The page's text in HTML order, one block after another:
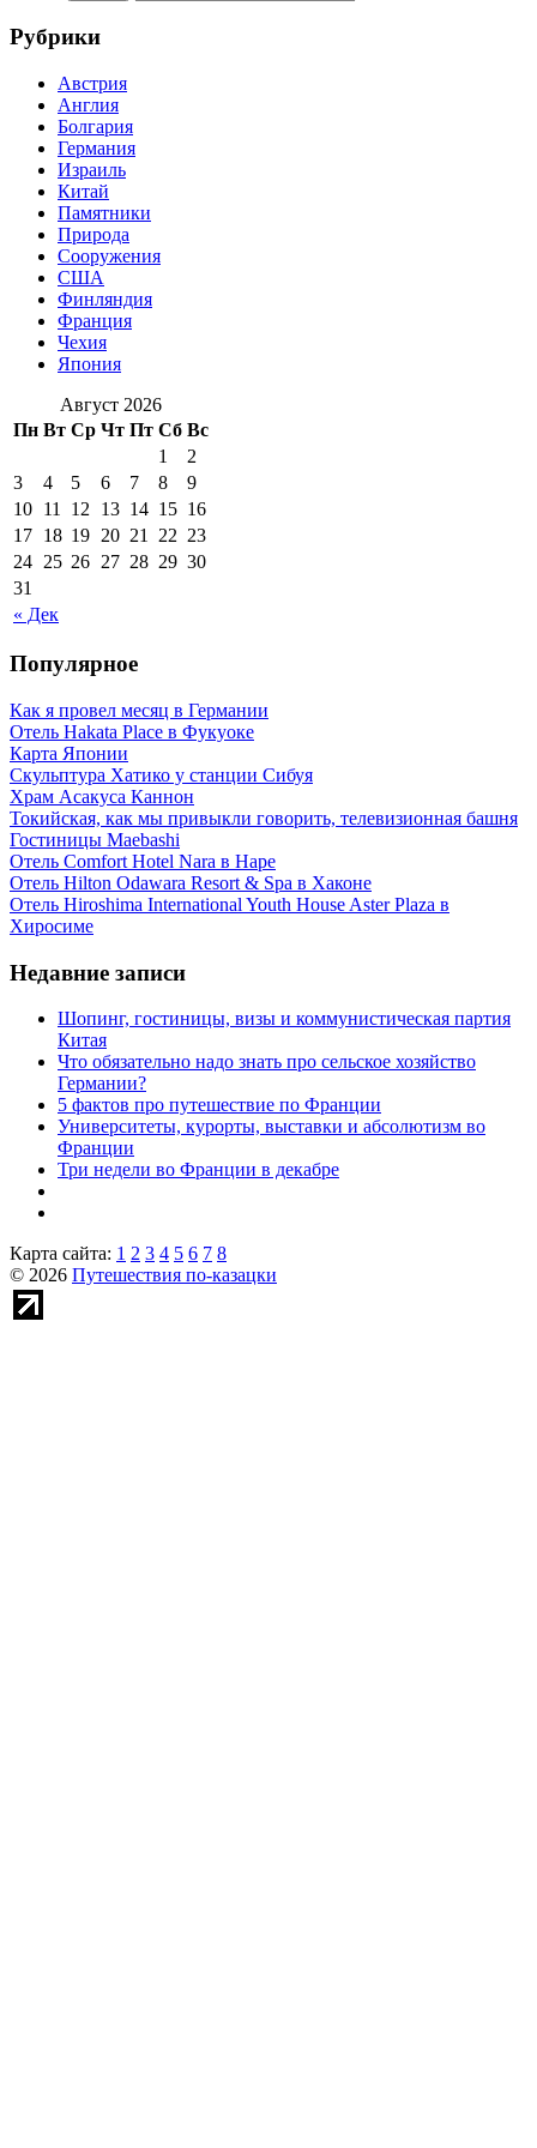
Рубрики
Австрия
Англия
Болгария
Германия
Израиль
Китай
Памятники
Природа
Сооружения
США
Финляндия
Франция
Чехия
Япония
Август 2026
Пн Вт Ср Чт Пт Сб Вс
« Дек
1
2
3
4 5 6 7 8
9
10 11 12 13 14 15 16
17 18 19 20 21 22 23
24 25 26 27 28 29 30
31
Популярное
Как я провел месяц в Германии
Отель Hakata Place в Фукуоке
Карта Японии
Скульптура Хатико у станции Сибуя
Храм Асакуса Каннон
Токийская, как мы привыкли говорить, телевизионная башня
Гостиницы Maebashi
Отель Comfort Hotel Nara в Наре
Отель Hilton Odawara Resort & Spa в Хаконе
Отель Hiroshima International Youth House Aster Plaza в
Хиросиме
Недавние записи
Шопинг, гостиницы, визы и коммунистическая партия
Китая
Что обязательно надо знать про сельское хозяйство
Германии?
5 фактов про путешествие по Франции
Университеты, курорты, выставки и абсолютизм во
Франции
Три недели во Франции в декабре
Карта сайта: 1 2 3 4 5 6 7 8
© 2026 Путешествия по-казацки